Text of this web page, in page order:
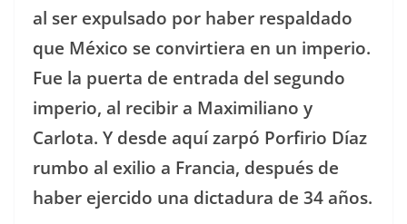
al ser expulsado por haber respaldado
que México se convirtiera en un imperio.
Fue la puerta de entrada del segundo
imperio, al recibir a Maximiliano y
Carlota. Y desde aquí zarpó Porfirio Díaz
rumbo al exilio a Francia, después de
haber ejercido una dictadura de 34 años.